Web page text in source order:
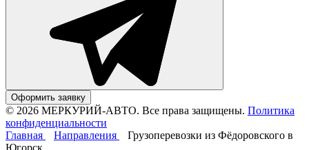
Оформить заявку
© 2026 МЕРКУРИЙ-АВТО. Все права защищены. Политика
конфиденциальности
Главная
Направления
Грузоперевозки из Фёдоровского в
Югорск